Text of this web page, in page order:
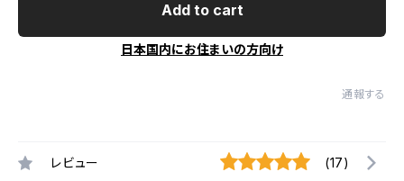
Add to cart
日本国内にお住まいの方向け
通報する
レビュー (17)